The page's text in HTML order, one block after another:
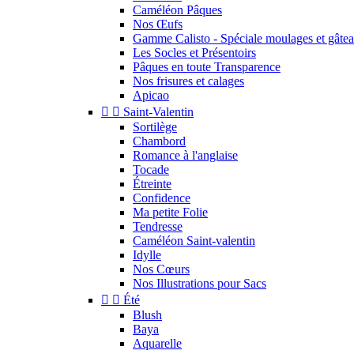
Caméléon Pâques
Nos Œufs
Gamme Calisto - Spéciale moulages et
Les Socles et Présentoirs
Pâques en toute Transparence
Nos frisures et calages
Apicao
  Saint-Valentin
Sortilège
Chambord
Romance à l'anglaise
Tocade
Étreinte
Confidence
Ma petite Folie
Tendresse
Caméléon Saint-valentin
Idylle
Nos Cœurs
Nos Illustrations pour Sacs
  Été
Blush
Baya
Aquarelle